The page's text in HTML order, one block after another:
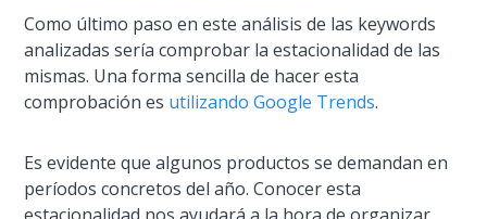
Como último paso en este análisis de las keywords
analizadas serí­a comprobar la estacionalidad de las
mismas. Una forma sencilla de hacer esta
comprobación es utilizando Google Trends.
Es evidente que algunos productos se demandan en
perí­odos concretos del año. Conocer esta